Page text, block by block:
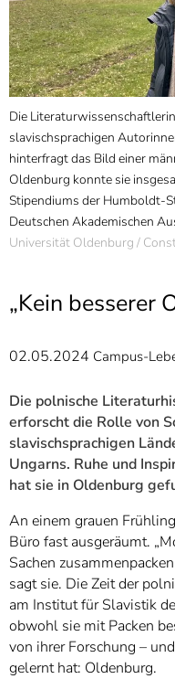
Die
slavischsprachigen
hinterfragt das Bild einer
Oldenburg konnte sie
Stipendiums der Humboldt-
Deutschen Akademischen
Universität Oldenburg /
„Kein besserer
02.05.2024 Campus-
Die polnische
erforscht die Rolle von
slavischsprachigen
Ungarns. Ruhe und
hat sie in Oldenburg
An einem grauen
Büro fast ausgeräumt.
Sachen
sagt sie. Die Zeit der
am Institut für Slavistik
obwohl sie mit Packen
von ihrer Forschung –
gelernt hat: Oldenburg.